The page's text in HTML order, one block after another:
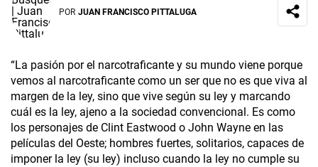
POR JUAN FRANCISCO PITTALUGA
“La pasión por el narcotraficante y su mundo viene porque
vemos al narcotraficante como un ser que no es que viva al
margen de la ley, sino que vive según su ley y marcando
cuál es la ley, ajeno a la sociedad convencional. Es como
los personajes de Clint Eastwood o John Wayne en las
películas del Oeste; hombres fuertes, solitarios, capaces de
imponer la ley (su ley) incluso cuando la ley no cumple su